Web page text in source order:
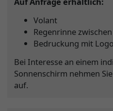
Volant
Regenrinne
Bedruckung mit Logo
Bei Interesse an einem
Sonnenschirm nehmen
auf.